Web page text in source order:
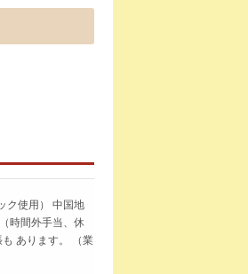
ク使用） 中国地
時間外手当、休
あります。 （業